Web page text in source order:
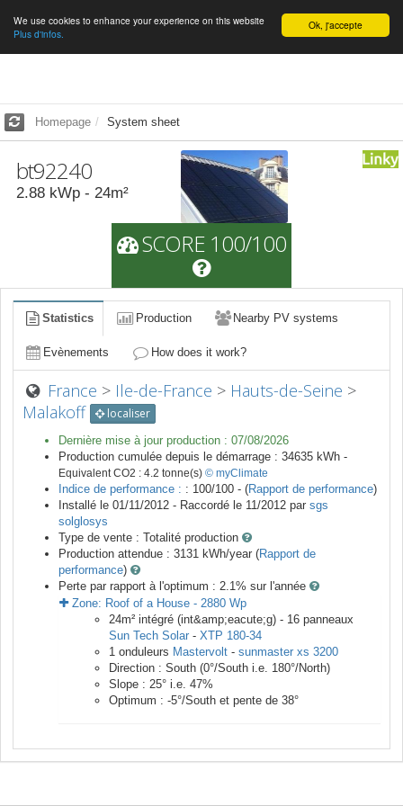
English Ok, j'accepte
We use cookies to enhance your experience on this website
Plus d'infos.
Homepage System sheet
bt92240
2.88 kWp - 24m²
SCORE 100/100
Statistics Production Nearby PV systems
Evènements How does it work?
France > Ile-de-France > Hauts-de-Seine >
Malakoff
localiser
Dernière mise à jour production : 07/08/2026
Production cumulée depuis le démarrage : 34635 kWh -
Equivalent CO2 : 4.2 tonne(s) © myClimate
Indice de performance : : 100/100 - (Rapport de performance)
Installé le 01/11/2012 - Raccordé le 11/2012 par sgs
solglosys
Type de vente : Totalité production
Production attendue : 3131 kWh/year (Rapport de
performance)
Perte par rapport à l'optimum : 2.1% sur l'année
Zone: Roof of a House - 2880 Wp
24m² intégré (int&amp;eacute;g) - 16 panneaux
Sun Tech Solar - XTP 180-34
1 onduleurs Mastervolt - sunmaster xs 3200
Direction : South (0°/South i.e. 180°/North)
Slope : 25° i.e. 47%
Optimum : -5°/South et pente de 38°